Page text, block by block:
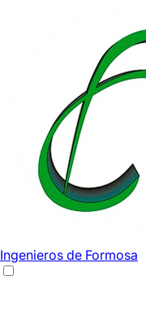
Ingenieros de Formosa